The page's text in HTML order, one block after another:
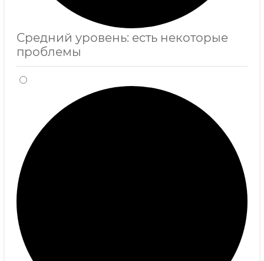
Средний уровень: есть некоторые
проблемы